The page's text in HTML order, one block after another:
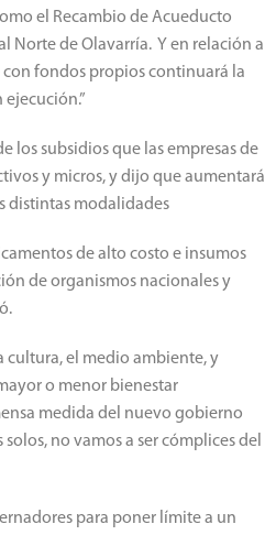
el Recambio de Acueducto
Norte de Olavarría. Y en relación a
fondos propios continuará la
los subsidios que las empresas de
y micros, y dijo que aumentará
distintas modalidades
de alto costo e insumos
de organismos nacionales y
cultura, el medio ambiente, y
o menor bienestar
medida del nuevo gobierno
no vamos a ser cómplices del
para poner límite a un